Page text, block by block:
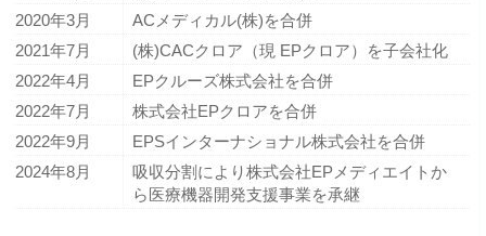
2020年3月
ACメディカル(株)を合併
2021年7月
(株)CACクロア（現 EPクロア）を子会社化
2022年4月
EPクルーズ株式会社を合併
2022年7月
株式会社EPクロアを合併
2022年9月
EPSインターナショナル株式会社を合併
2024年8月
吸収分割により株式会社EPメディエイトか
ら医療機器開発支援事業を承継